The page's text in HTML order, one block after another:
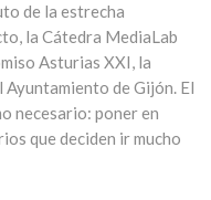
de la estrecha
la Cátedra MediaLab
Asturias XXI, la
Ayuntamiento de Gijón. El
necesario: poner en
que deciden ir mucho